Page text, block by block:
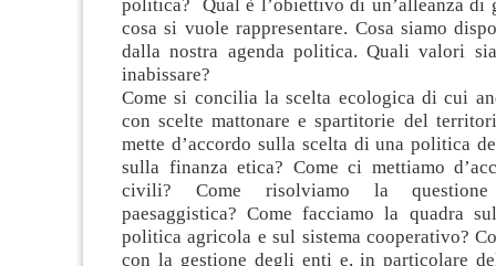
politica? Qual è l’obiettivo di un’alleanza di
cosa si vuole rappresentare. Cosa siamo
dalla nostra agenda politica. Quali valori
inabissare?
Come si concilia la scelta ecologica di cui
con scelte mattonare e spartitorie del
mette d’accordo sulla scelta di una politica
sulla finanza etica? Come ci mettiamo
civili? Come risolviamo la
paesaggistica? Come facciamo la quadra
politica agricola e sul sistema cooperativo?
con la gestione degli enti e, in particolare